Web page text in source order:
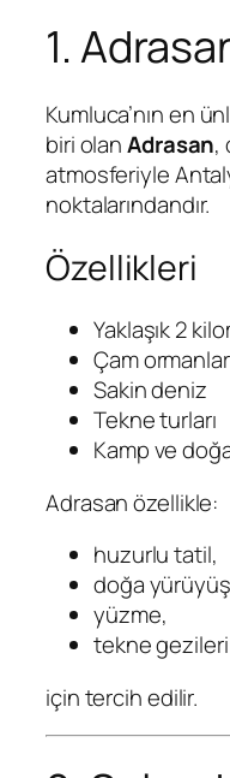
1.
Kumluca’nın en
biri olanAdrasan,
atmosferiyle
noktalarındandır.
Özellikleri
Yaklaşık 2
Çam
Sakin deniz
Tekne turları
Kamp ve
Adrasan özellikle:
huzurlu tatil,
doğa
yüzme,
tekne gezileri
için tercih edilir.